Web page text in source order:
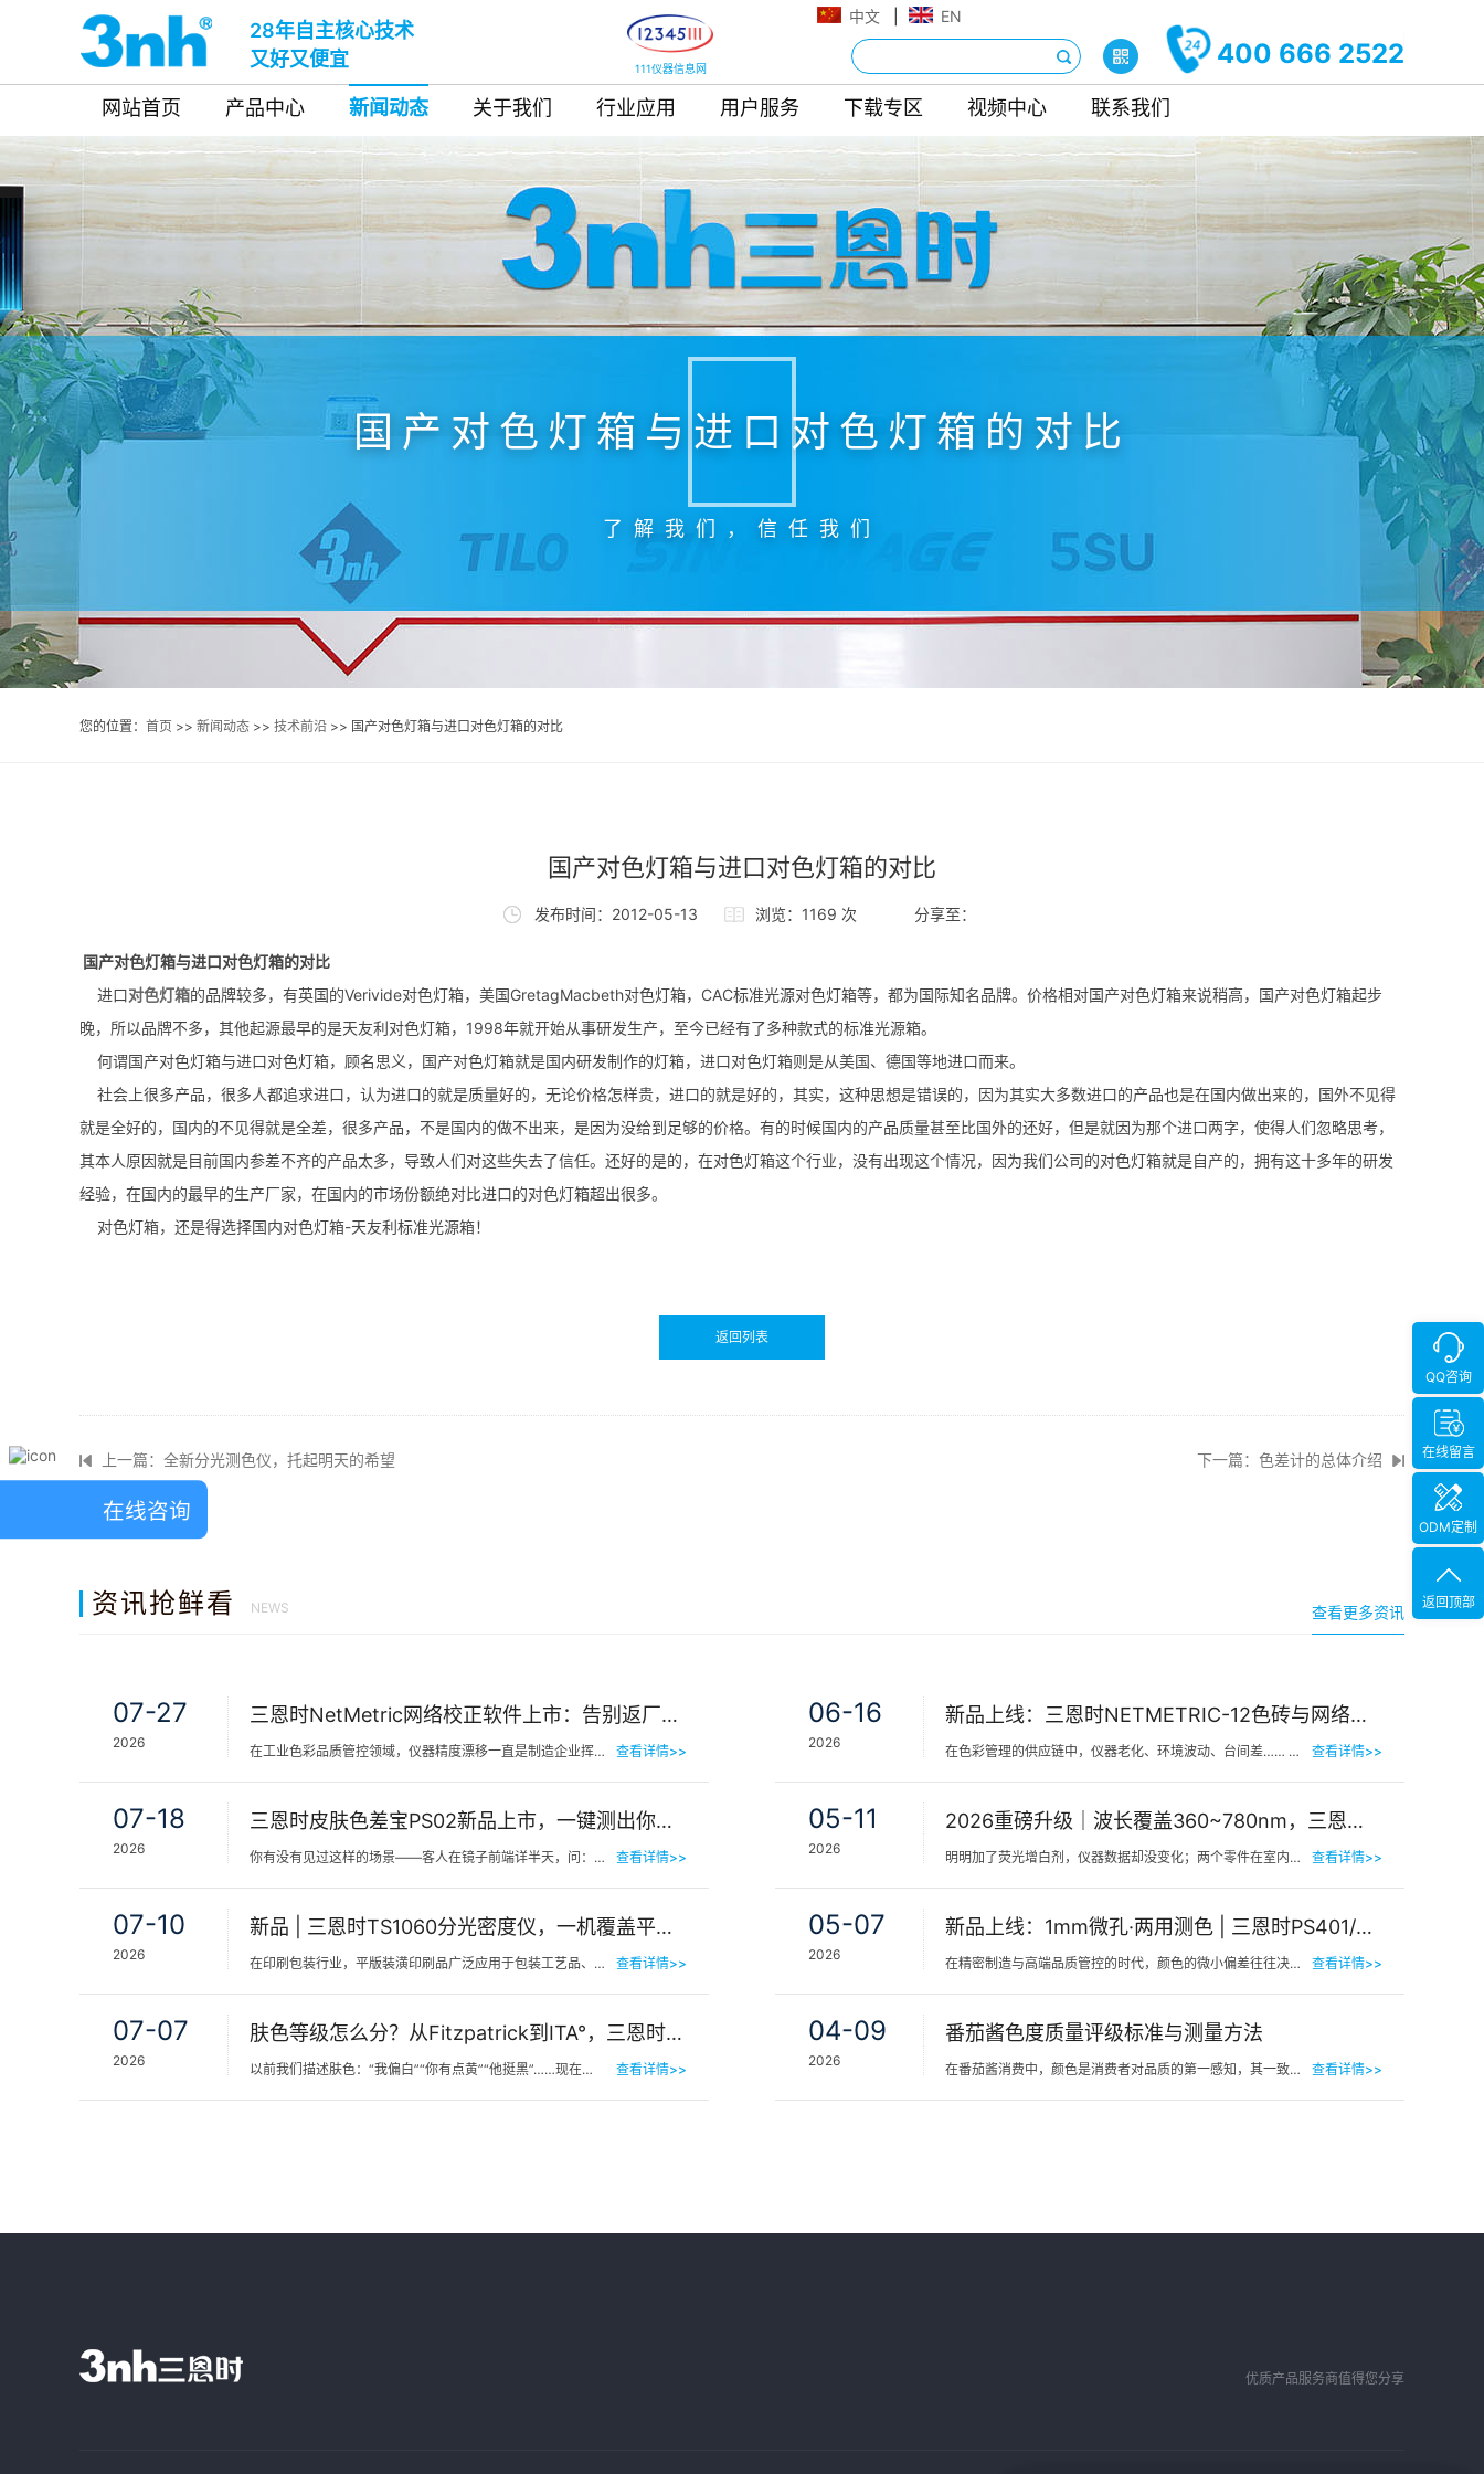
28年自主核心技术
又好又便宜
中文 EN
111仪器信息网 400 666 2522
网站首页 产品中心 新闻动态 关于我们 行业应用 用户服务 下载专区 视频中心 联系我们
国产对色灯箱与进口对色灯箱的对比
了解我们，信任我们
您的位置： 首页 >> 新闻动态 >> 技术前沿 >> 国产对色灯箱与进口对色灯箱的对比
国产对色灯箱与进口对色灯箱的对比
发布时间：2012-05-13 浏览：1169 次 分享至：
国产对色灯箱与进口对色灯箱的对比
进口对色灯箱的品牌较多，有英国的Verivide对色灯箱，美国GretagMacbeth对色灯箱，CAC标准光源对色灯箱等，都为国际知名品牌。价格相对国产对色灯箱来说稍高，国产对色灯箱起步
晚，所以品牌不多，其他起源最早的是天友利对色灯箱，1998年就开始从事研发生产，至今已经有了多种款式的标准光源箱。
何谓国产对色灯箱与进口对色灯箱，顾名思义，国产对色灯箱就是国内研发制作的灯箱，进口对色灯箱则是从美国、德国等地进口而来。
社会上很多产品，很多人都追求进口，认为进口的就是质量好的，无论价格怎样贵，进口的就是好的，其实，这种思想是错误的，因为其实大多数进口的产品也是在国内做出来的，国外不见得
就是全好的，国内的不见得就是全差，很多产品，不是国内的做不出来，是因为没给到足够的价格。有的时候国内的产品质量甚至比国外的还好，但是就因为那个进口两字，使得人们忽略思考，
其本人原因就是目前国内参差不齐的产品太多，导致人们对这些失去了信任。还好的是的，在对色灯箱这个行业，没有出现这个情况，因为我们公司的对色灯箱就是自产的，拥有这十多年的研发
经验，在国内的最早的生产厂家，在国内的市场份额绝对比进口的对色灯箱超出很多。
对色灯箱，还是得选择国内对色灯箱-天友利标准光源箱！
返回列表
上一篇：全新分光测色仪，托起明天的希望 下一篇：色差计的总体介绍
资讯抢鲜看 NEWS 查看更多资讯
07-27
2026
三恩时NetMetric网络校正软件上市：告别返厂，15分钟让测色仪“恢复出厂精度”
在工业色彩品质管控领域，仪器精度漂移一直是制造企业挥之不去的隐痛。同一批货，A车间测合格、B车间测不合… 查看详情>>
07-18
2026
三恩时皮肤色差宝PS02新品上市，一键测出你的精准肤色等级
你有没有见过这样的场景——客人在镜子前端详半天，问：“我是不是白了一点？”美容师… 查看详情>>
07-10
2026
新品 | 三恩时TS1060分光密度仪，一机覆盖平版装潢印刷品色密度与色差检测
在印刷包装行业，平版装潢印刷品广泛应用于包装工艺品、日化标签、节日用品等场景，客户对同一批次产品的色… 查看详情>>
07-07
2026
肤色等级怎么分？从Fitzpatrick到ITA°，三恩时皮肤测色仪让肤色“数字化”
以前我们描述肤色：“我偏白”“你有点黄”“他挺黑”……现在… 查看详情>>
06-16
2026
新品上线：三恩时NETMETRIC-12色砖与网络校正软件，解决台间差难题
在色彩管理的供应链中，仪器老化、环境波动、台间差…… 一个环节的微小偏差，都可能导致最终… 查看详情>>
05-11
2026
2026重磅升级｜波长覆盖360~780nm，三恩时便携式分光测色仪全光谱了！
明明加了荧光增白剂，仪器数据却没变化；两个零件在室内颜色一样，一到阳光下就“原形毕露”&hel… 查看详情>>
05-07
2026
新品上线：1mm微孔·两用测色 | 三恩时PS401/PS301分光测色仪！
在精密制造与高端品质管控的时代，颜色的微小偏差往往决定着产品的最终命运。对于极小物件、曲面弧面、精密… 查看详情>>
04-09
2026
番茄酱色度质量评级标准与测量方法
在番茄酱消费中，颜色是消费者对品质的第一感知，其一致性与达标性直接影响品牌信任度和产品竞争力。很多人… 查看详情>>
优质产品服务商值得您分享
QQ咨询
在线留言
ODM定制
返回顶部
在线咨询